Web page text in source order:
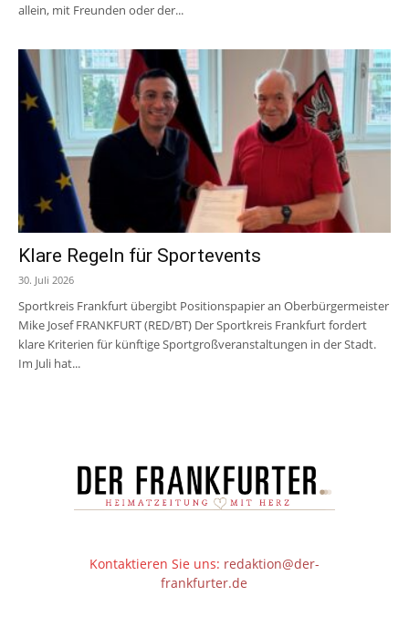
allein, mit Freunden oder der...
Klare Regeln für Sportevents
30. Juli 2026
Sportkreis Frankfurt übergibt Positionspapier an Oberbürgermeister
Mike Josef FRANKFURT (RED/BT) Der Sportkreis Frankfurt fordert
klare Kriterien für künftige Sportgroßveranstaltungen in der Stadt.
Im Juli hat...
Kontaktieren Sie uns: redaktion@der-
frankfurter.de